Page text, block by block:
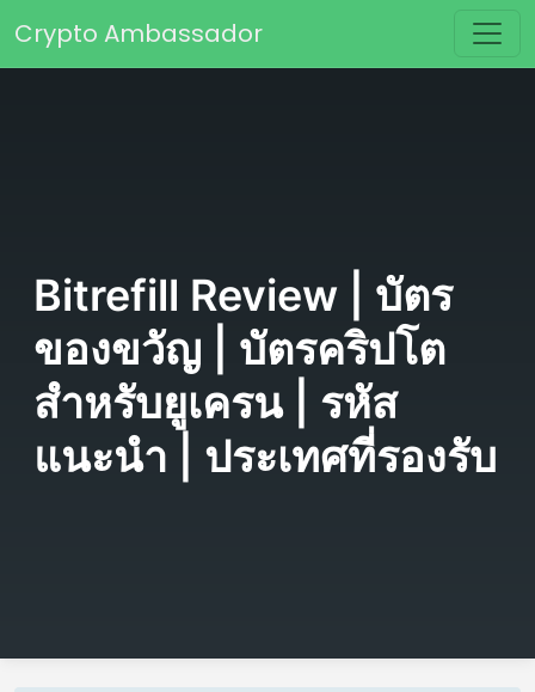
Main Navigation
Crypto Ambassador
Bitrefill Review | บัตร
ของขวัญ | บัตรคริปโต
สำหรับยูเครน | รหัส
แนะนำ | ประเทศที่รองรับ